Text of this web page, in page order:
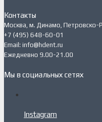
Контакты
Москва, м. Динамо, Петровско-
+7 (495) 648-60-01
Email: info@hdent.ru
Ежедневно 9.00-21.00
Мы в социальных сетях
Instagram